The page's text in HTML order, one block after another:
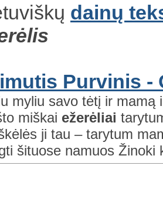
dainų
Purvinis -
myliu savo tėtį ir mamą
miškai ežerėliai
ji tau – tarytum
šituose namuos Žinoki